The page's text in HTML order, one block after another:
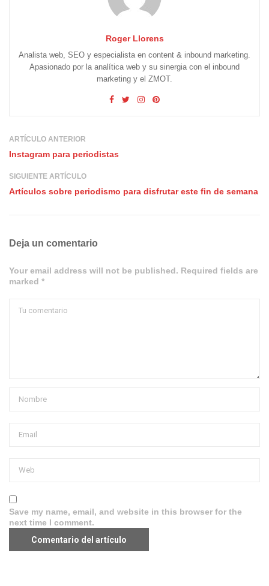
Roger Llorens
Analista web, SEO y especialista en content & inbound marketing.
Apasionado por la analítica web y su sinergia con el inbound
marketing y el ZMOT.
ARTÍCULO ANTERIOR
Instagram para periodistas
SIGUIENTE ARTÍCULO
Artículos sobre periodismo para disfrutar este fin de semana
Deja un comentario
Your email address will not be published. Required fields are
marked *
Save my name, email, and website in this browser for the
next time I comment.